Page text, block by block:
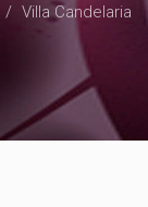
Villa Candelaria